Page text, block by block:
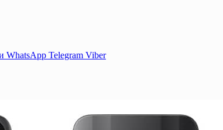
WhatsApp Telegram Viber